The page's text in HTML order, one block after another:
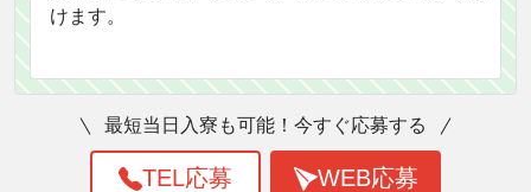
けます。
最短当日入寮も可能！今すぐ応募する
WEB応募
TEL応募